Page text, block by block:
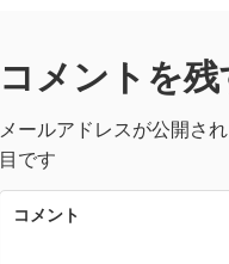
コメントを残
メールアドレスが公開さ
目です
コメント